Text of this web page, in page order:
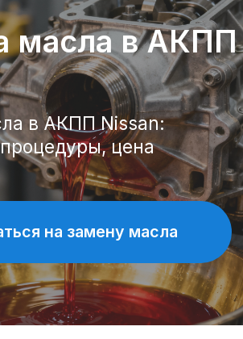
Nissan:
цена
замену масла
в АКПП
где
множество
подшипники,